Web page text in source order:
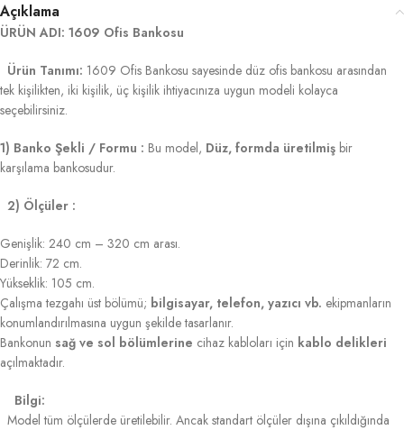
Açıklama
ÜRÜN ADI: 1609 Ofis Bankosu
Ürün Tanımı: 1609 Ofis Bankosu sayesinde düz ofis bankosu arasından
tek kişilikten, iki kişilik, üç kişilik ihtiyacınıza uygun modeli kolayca
seçebilirsiniz.
1) Banko Şekli / Formu : Bu model, Düz, formda üretilmiş bir
karşılama bankosudur.
2) Ölçüler :
Genişlik: 240 cm – 320 cm arası.
Derinlik: 72 cm.
Yükseklik: 105 cm.
Çalışma tezgahı üst bölümü; bilgisayar, telefon, yazıcı vb. ekipmanların
konumlandırılmasına uygun şekilde tasarlanır.
Bankonun sağ ve sol bölümlerine cihaz kabloları için kablo delikleri
açılmaktadır.
Bilgi:
Model tüm ölçülerde üretilebilir. Ancak standart ölçüler dışına çıkıldığında